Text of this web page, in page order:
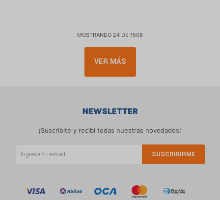
MOSTRANDO 24 DE 1508
VER MÁS
NEWSLETTER
¡Suscribite y recibí todas nuestras novedades!
SUSCRIBIRME